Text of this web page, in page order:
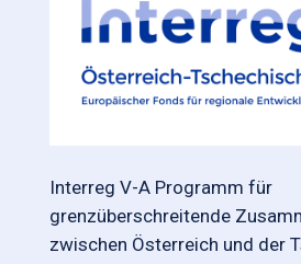
Interreg V-A Programm für
grenzüberschreitende
zwischen Österreich und der